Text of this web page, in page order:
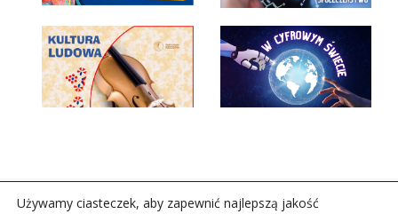
Używamy ciasteczek, aby zapewnić najlepszą jakość